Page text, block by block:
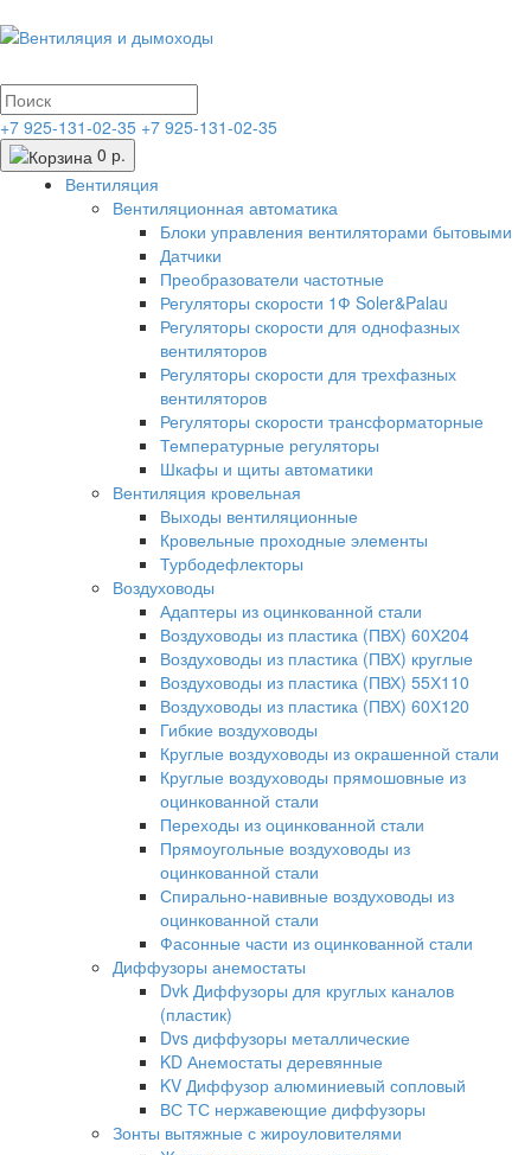
+7 925-131-02-35 +7 925-131-02-35
0 р.
Вентиляция
Вентиляционная автоматика
Блоки управления вентиляторами бытовыми
Датчики
Преобразователи частотные
Регуляторы скорости 1Ф Soler&Palau
Регуляторы скорости для однофазных
вентиляторов
Регуляторы скорости для трехфазных
вентиляторов
Регуляторы скорости трансформаторные
Температурные регуляторы
Шкафы и щиты автоматики
Вентиляция кровельная
Выходы вентиляционные
Кровельные проходные элементы
Турбодефлекторы
Воздуховоды
Адаптеры из оцинкованной стали
Воздуховоды из пластика (ПВХ) 60Х204
Воздуховоды из пластика (ПВХ) круглые
Воздуховоды из пластика (ПВХ) 55Х110
Воздуховоды из пластика (ПВХ) 60Х120
Гибкие воздуховоды
Круглые воздуховоды из окрашенной стали
Круглые воздуховоды прямошовные из
оцинкованной стали
Переходы из оцинкованной стали
Прямоугольные воздуховоды из
оцинкованной стали
Спирально-навивные воздуховоды из
оцинкованной стали
Фасонные части из оцинкованной стали
Диффузоры анемостаты
Dvk Диффузоры для круглых каналов
(пластик)
Dvs диффузоры металлические
KD Анемостаты деревянные
KV Диффузор алюминиевый сопловый
ВС ТС нержавеющие диффузоры
Зонты вытяжные с жироуловителями